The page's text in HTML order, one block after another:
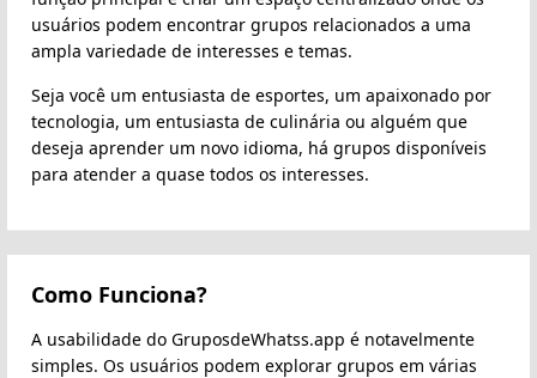
usuários podem encontrar grupos relacionados a uma
ampla variedade de interesses e temas.
Seja você um entusiasta de esportes, um apaixonado por
tecnologia, um entusiasta de culinária ou alguém que
deseja aprender um novo idioma, há grupos disponíveis
para atender a quase todos os interesses.
Como Funciona?
A usabilidade do GruposdeWhatss.app é notavelmente
simples. Os usuários podem explorar grupos em várias